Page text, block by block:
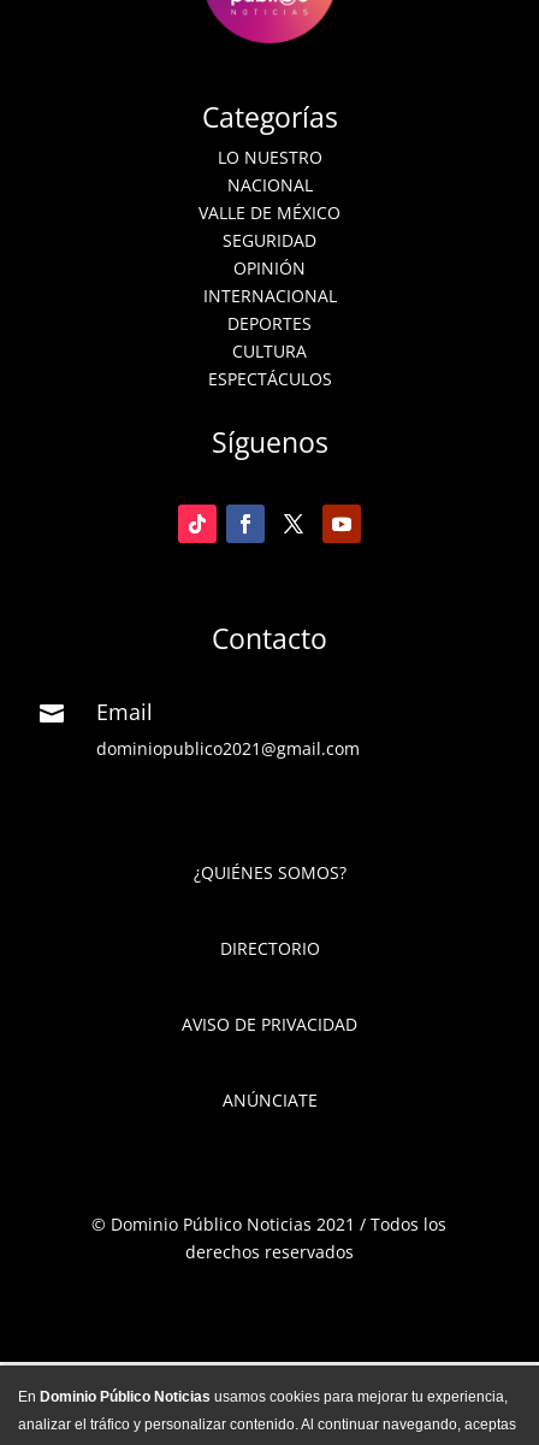
Categorías
LO NUESTRO
NACIONAL
VALLE DE MÉXICO
SEGURIDAD
OPINIÓN
INTERNACIONAL
DEPORTES
CULTURA
ESPECTÁCULOS
Síguenos
Contacto
 Email
dominiopublico2021@gmail.com
¿QUIÉNES SOMOS?
DIRECTORIO
AVISO DE PRIVACIDAD
ANÚNCIATE
© Dominio Público Noticias 2021 / Todos los
derechos reservados
En Dominio Público Noticias usamos cookies para mejorar tu experiencia,
analizar el tráfico y personalizar contenido. Al continuar navegando, aceptas